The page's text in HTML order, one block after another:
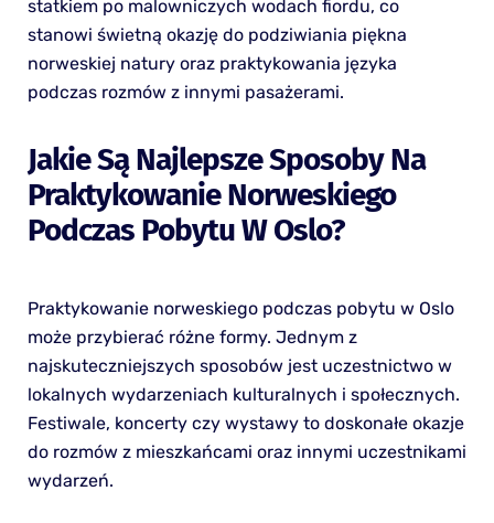
statkiem po malowniczych wodach fiordu, co
stanowi świetną okazję do podziwiania piękna
norweskiej natury oraz praktykowania języka
podczas rozmów z innymi pasażerami.
Jakie Są Najlepsze Sposoby Na
Praktykowanie Norweskiego
Podczas Pobytu W Oslo?
Praktykowanie norweskiego podczas pobytu w Oslo
może przybierać różne formy. Jednym z
najskuteczniejszych sposobów jest uczestnictwo w
lokalnych wydarzeniach kulturalnych i społecznych.
Festiwale, koncerty czy wystawy to doskonałe okazje
do rozmów z mieszkańcami oraz innymi uczestnikami
wydarzeń.